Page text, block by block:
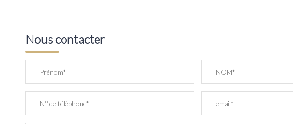
Nous contacter
Prénom* NOM*
N° de téléphone* email*